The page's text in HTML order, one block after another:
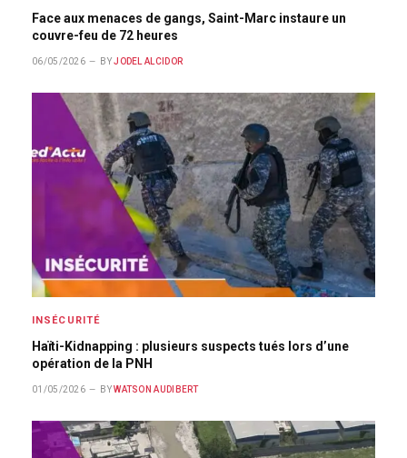
Face aux menaces de gangs, Saint-Marc instaure un
couvre-feu de 72 heures
06/05/2026 BY JODEL ALCIDOR
INSÉCURITÉ
Haïti-Kidnapping : plusieurs suspects tués lors d’une
opération de la PNH
01/05/2026 BY WATSON AUDIBERT